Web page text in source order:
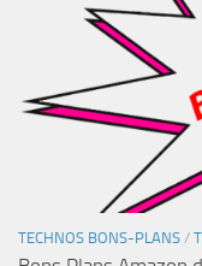
TECHNOS BONS-PLANS /